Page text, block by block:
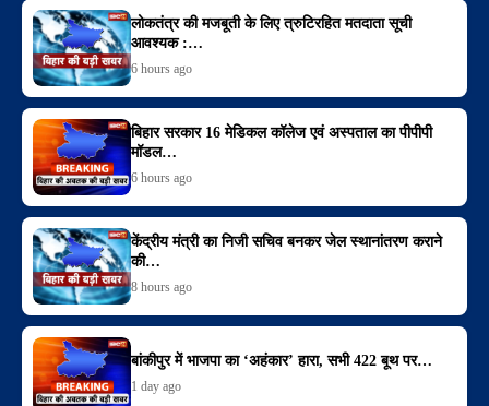
लोकतंत्र की मजबूती के लिए त्रुटिरहित मतदाता सूची
आवश्यक :…
6 hours ago
बिहार सरकार 16 मेडिकल कॉलेज एवं अस्पताल का पीपीपी
मॉडल…
6 hours ago
केंद्रीय मंत्री का निजी सचिव बनकर जेल स्थानांतरण कराने
की…
8 hours ago
बांकीपुर में भाजपा का ‘अहंकार’ हारा, सभी 422 बूथ पर…
1 day ago